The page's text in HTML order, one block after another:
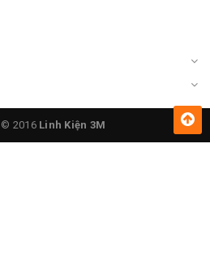
Lưu Ý:
hàn phù hợp để có được những
chú ý ngắt điện và cẩn thận với
có nhiệt độ rất cao
© 2016 Linh Kiện 3M